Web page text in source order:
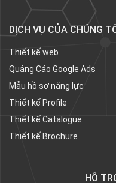
DỊCH VỤ CỦA CHÚNG
Thiết kế web
Quảng Cáo Google Ads
Mẫu hồ sơ năng lực
Thiết kế Profile
Thiết kế Catalogue
Thiết kế Brochure
HỖ